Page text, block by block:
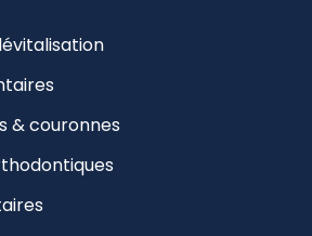
& couronnes